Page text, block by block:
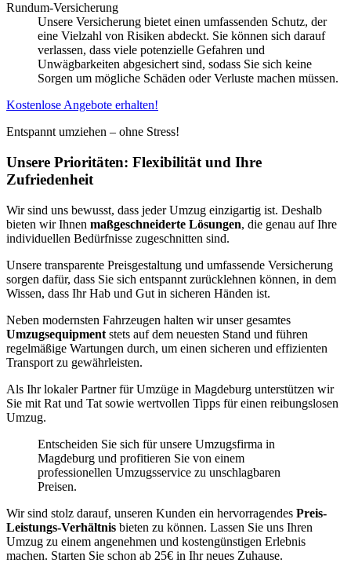
Rundum-Versicherung
Unsere Versicherung bietet einen umfassenden Schutz, der
eine Vielzahl von Risiken abdeckt. Sie können sich darauf
verlassen, dass viele potenzielle Gefahren und
Unwägbarkeiten abgesichert sind, sodass Sie sich keine
Sorgen um mögliche Schäden oder Verluste machen müssen.
Kostenlose Angebote erhalten!
Entspannt umziehen – ohne Stress!
Unsere Prioritäten: Flexibilität und Ihre
Zufriedenheit
Wir sind uns bewusst, dass jeder Umzug einzigartig ist. Deshalb
bieten wir Ihnen maßgeschneiderte Lösungen, die genau auf Ihre
individuellen Bedürfnisse zugeschnitten sind.
Unsere transparente Preisgestaltung und umfassende Versicherung
sorgen dafür, dass Sie sich entspannt zurücklehnen können, in dem
Wissen, dass Ihr Hab und Gut in sicheren Händen ist.
Neben modernsten Fahrzeugen halten wir unser gesamtes
Umzugsequipment stets auf dem neuesten Stand und führen
regelmäßige Wartungen durch, um einen sicheren und effizienten
Transport zu gewährleisten.
Als Ihr lokaler Partner für Umzüge in Magdeburg unterstützen wir
Sie mit Rat und Tat sowie wertvollen Tipps für einen reibungslosen
Umzug.
Entscheiden Sie sich für unsere Umzugsfirma in
Magdeburg und profitieren Sie von einem
professionellen Umzugsservice zu unschlagbaren
Preisen.
Wir sind stolz darauf, unseren Kunden ein hervorragendes Preis-
Leistungs-Verhältnis bieten zu können. Lassen Sie uns Ihren
Umzug zu einem angenehmen und kostengünstigen Erlebnis
machen. Starten Sie schon ab 25€ in Ihr neues Zuhause.